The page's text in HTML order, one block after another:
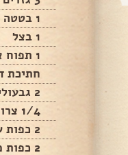
1 בטטה
1 בצל
1 תפוח אדמה
חתיכת
2 גבעולי סלרי
1/4 צרור כוסברה או פטרוזיליה
2 כפות שמן
2 כפות מלח